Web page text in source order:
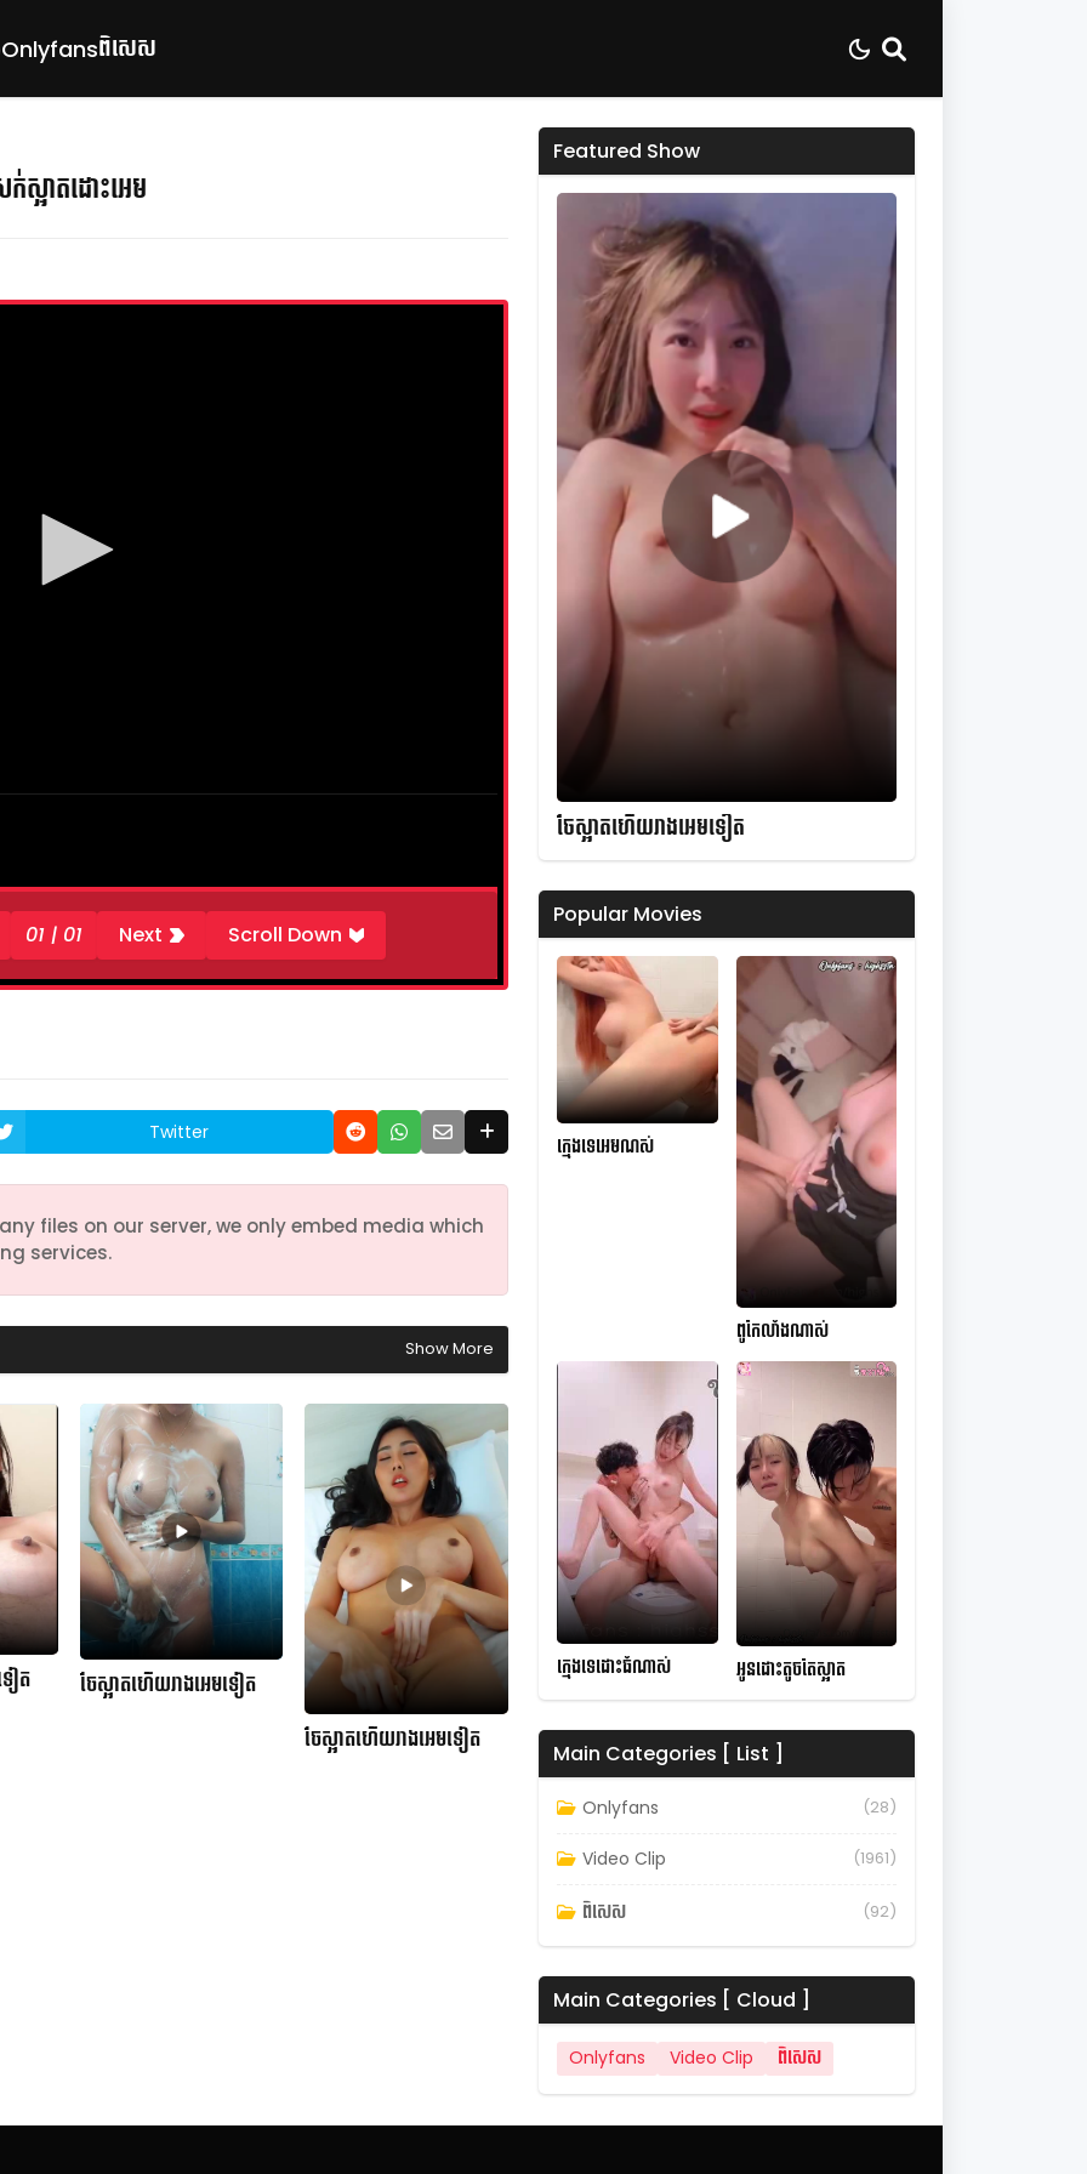
Onlyfansពិសេស
ស្អាតដោះអេម
01 | 01 Next Scroll Down
Twitter
files on our server, we only embed media which
services.
Show More
ៀត
ចែស្អាតហើយរាងអេមទៀត
ចែស្អាតហើយរាងអេមទៀត
Featured Show
ចែស្អាតហើយរាងអេមទៀត
Popular Movies
ក្មេងទេអេមណស់
ពូកែលាំងណាស់
ក្មេងទេដោះធំណាស់ អូនដោះតូចតែស្អាត
Main Categories [ List ]
Onlyfans (28)
Video Clip (1961)
ពិសេស (92)
Main Categories [ Cloud ]
Onlyfans Video Clip ពិសេស